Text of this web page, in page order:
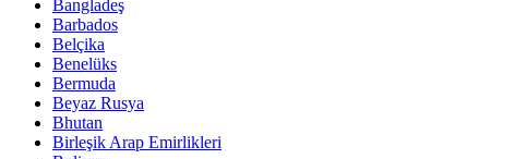
Bangladeş
Barbados
Belçika
Benelüks
Bermuda
Beyaz Rusya
Bhutan
Birleşik Arap Emirlikleri